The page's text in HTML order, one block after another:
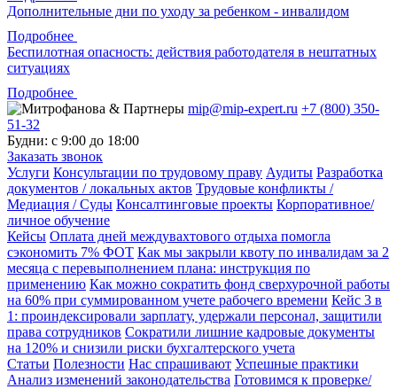
Дополнительные дни по уходу за ребенком - инвалидом
Подробнее
Беспилотная опасность: действия работодателя в нештатных
ситуациях
Подробнее
mip@mip-expert.ru +7 (800) 350-
51-32
Будни: с 9:00 до 18:00
Заказать звонок
Услуги Консультации по трудовому праву Аудиты Разработка
документов / локальных актов Трудовые конфликты /
Медиация / Суды Консалтинговые проекты Корпоративное/
личное обучение
Кейсы Оплата дней междувахтового отдыха помогла
сэкономить 7% ФОТ Как мы закрыли квоту по инвалидам за 2
месяца с перевыполнением плана: инструкция по
применению Как можно сократить фонд сверхурочной работы
на 60% при суммированном учете рабочего времени Кейс 3 в
1: проиндексировали зарплату, удержали персонал, защитили
права сотрудников Сократили лишние кадровые документы
на 120% и снизили риски бухгалтерского учета
Статьи Полезности Нас спрашивают Успешные практики
Анализ изменений законодательства Готовимся к проверке/